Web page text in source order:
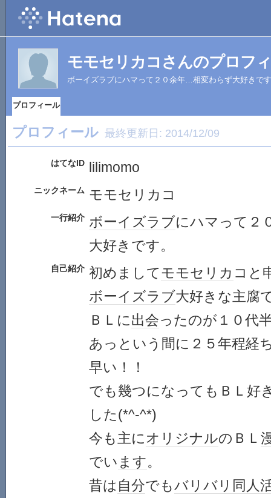
モモセリカコさんのプロフ
ボーイズラブにハマって２０余年…相変わらず大好きで
プロフィール
プロフィール 最終更新日: 2014/12/09
はてなID lilimomo
ニックネーム モモセリカコ
一行紹介 ボーイズラブにハマって２
大好きです。
自己紹介 初めましてモモセリカ コと
ボーイズラブ大好きな主腐
ＢＬに出会ったのが１０
あっという間に２５年程経
早い！！
でも幾つになってもＢＬ好
した(*^-^*)
今も主にオリジナルのＢＬ
でい ます。
昔は 自分でもバリバリ 同人